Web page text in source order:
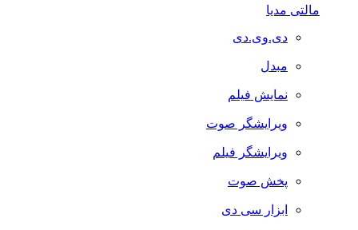
مالتی مدیا
دی.وی.دی
مبدل
نمایش فیلم
ویرایشگر صوت
ویرایشگر فیلم
پخش صوت
ابزار سی دی